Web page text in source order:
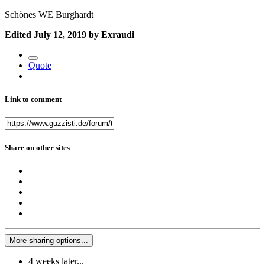
Schönes WE Burghardt
Edited July 12, 2019 by Exraudi
Quote
Link to comment
Share on other sites
More sharing options...
4 weeks later...